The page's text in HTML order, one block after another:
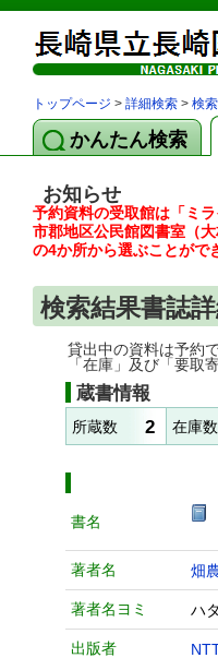
トップページ > 詳細検索 > 検
かんたん検索
お知らせ
予約資料の受取館は「ミ
市郡地区公民館図書室（大
の4か所から選ぶことがで
検索結果書誌
貸出中の資料は予約
「在庫」及び「要取
蔵書情報
所蔵数 2 在庫数
書名
著者名 畑
著者名ヨミ ハ
出版者